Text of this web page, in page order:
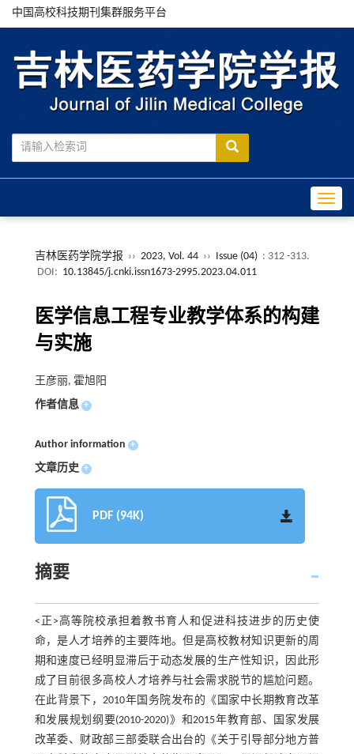
中国高校科技期刊集群服务平台
吉林医药学院学报 ›› 2023, Vol. 44 ›› Issue (04) : 312 -313.
DOI: 10.13845/j.cnki.issn1673-2995.2023.04.011
医学信息工程专业教学体系的构建
与实施
王彦丽, 霍旭阳
作者信息 +
Author information +
文章历史 +
PDF (94K)
摘要
<正>高等院校承担着教书育人和促进科技进步的历史使
命，是人才培养的主要阵地。但是高校教材知识更新的周
期和速度已经明显滞后于动态发展的生产性知识，因此形
成了目前很多高校人才培养与社会需求脱节的尴尬问题。
在此背景下，2010年国务院发布的《国家中长期教育改革
和发展规划纲要(2010-2020)》和2015年教育部、国家发展
改革委、财政部三部委联合出台的《关于引导部分地方普